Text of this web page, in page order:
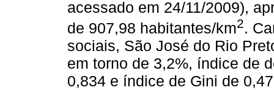
acessado em 24/11/2009),
de 907,98 habitantes/km2.
sociais, São José do Rio
em torno de 3,2%, índice de
0,834 e índice de Gini de